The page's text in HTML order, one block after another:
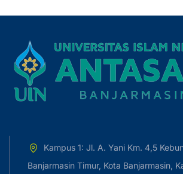
Kampus 1: Jl. A. Yani Km. 4,5
Banjarmasin Timur, Kota Banjarmasin,